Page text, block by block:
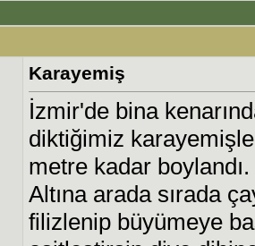
Karayemiş
İzmir'de bina
diktiğimiz
metre kadar
Altına arada sırada
filizlenip büyümeye